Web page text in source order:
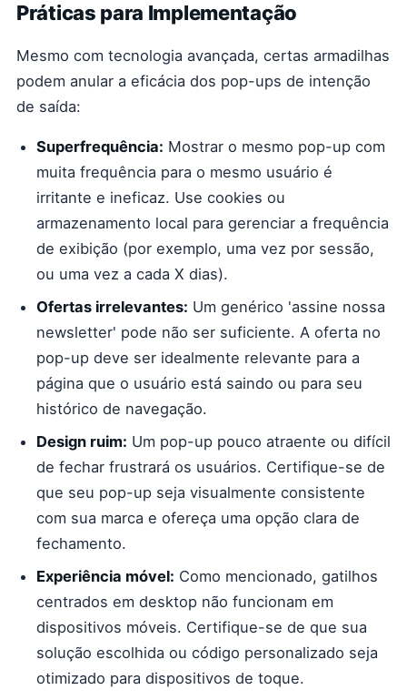
Práticas para Implementação
Mesmo com tecnologia avançada, certas armadilhas
podem anular a eficácia dos pop-ups de intenção
de saída:
Superfrequência: Mostrar o mesmo pop-up com
muita frequência para o mesmo usuário é
irritante e ineficaz. Use cookies ou
armazenamento local para gerenciar a frequência
de exibição (por exemplo, uma vez por sessão,
ou uma vez a cada X dias).
Ofertas irrelevantes: Um genérico 'assine nossa
newsletter' pode não ser suficiente. A oferta no
pop-up deve ser idealmente relevante para a
página que o usuário está saindo ou para seu
histórico de navegação.
Design ruim: Um pop-up pouco atraente ou difícil
de fechar frustrará os usuários. Certifique-se de
que seu pop-up seja visualmente consistente
com sua marca e ofereça uma opção clara de
fechamento.
Experiência móvel: Como mencionado, gatilhos
centrados em desktop não funcionam em
dispositivos móveis. Certifique-se de que sua
solução escolhida ou código personalizado seja
otimizado para dispositivos de toque.